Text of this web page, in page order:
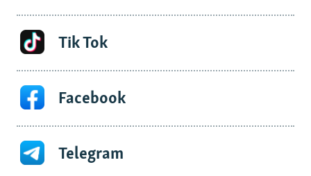
Tik Tok
Facebook
Telegram